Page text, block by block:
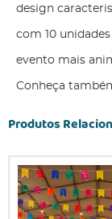
design
com 10
evento mais
Conheça
Produtos